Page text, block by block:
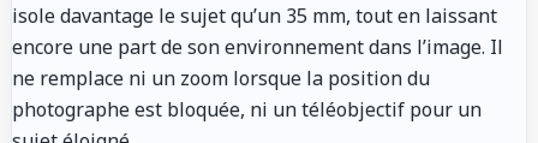
isole davantage le sujet qu’un 35 mm, tout en laissant
encore une part de son environnement dans l’image. Il
ne remplace ni un zoom lorsque la position du
photographe est bloquée, ni un téléobjectif pour un